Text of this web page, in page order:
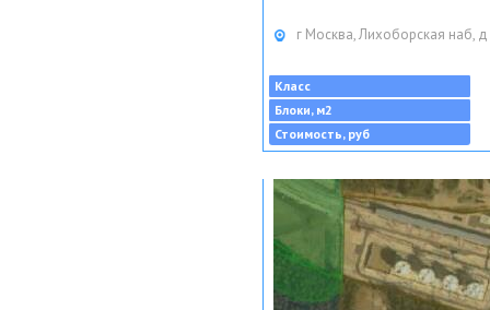
г Москва, Лихоборская наб,
Класс
Блоки, м2
Стоимость, руб